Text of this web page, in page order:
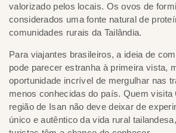
valorizado pelos locais. Os ovos de
considerados uma fonte natural de
comunidades rurais da Tailândia.
Para viajantes brasileiros, a ideia de
pode parecer estranha à primeira vista,
oportunidade incrível de mergulhar nas
menos conhecidas do país. Quem visita
região de Isan não deve deixar de
único e autêntico da vida rural